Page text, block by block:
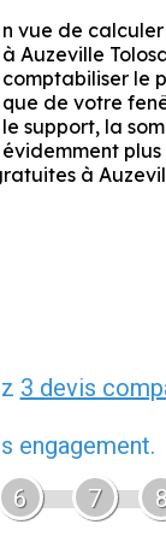
n vue de
à Auzeville
comptabiliser le
que de votre
le support, la
évidemment
à
3 devis
engagement.
6 7